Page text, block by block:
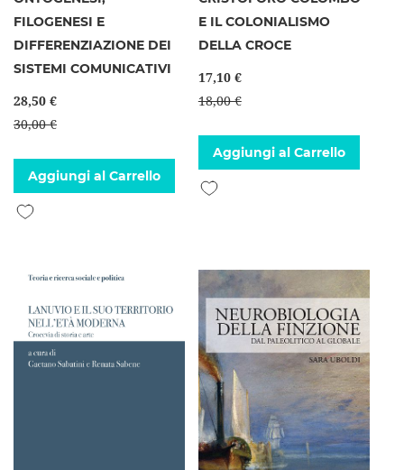
FILOGENESI E
DIFFERENZIAZIONE DEI
SISTEMI COMUNICATIVI
28,50 €
30,00 €
Aggiungi al Carrello
Aggiungi alla lista desideri
E IL COLONIALISMO
DELLA CROCE
17,10 €
18,00 €
Aggiungi al Carrello
Aggiungi alla lista desideri